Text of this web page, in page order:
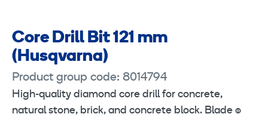
Core Drill Bit 121 mm
(Husqvarna)
Product group code: 8014794
High-quality diamond core drill for concrete,
natural stone, brick, and concrete block. Blade ø